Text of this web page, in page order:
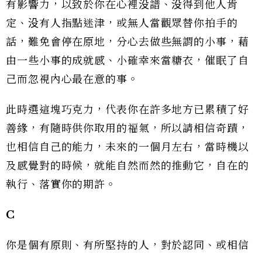
有影響力，以致於你在心裡没譜、没得到他人肯
定、没有人指點迷津，或無人當觀眾替你拍手的
話，難免會停在原地，分心去做些無謂的小事，藉
由一些小事的成就感、小確幸來當糖衣，催眠了自
己而忽視內心最在意的事。
此時選這塊巧克力，代表你在許多地方已累積了好
善緣，有隨時供你取用的福氣，所以請相信奇蹟，
也相信自己的能力，未來的一個月左右，當時機以
及感覺對的時候，就能自然而然的推動它，自在的
執行、落實你的期許。
C
你是個有原則、有所堅持的人，對於認同、或相信